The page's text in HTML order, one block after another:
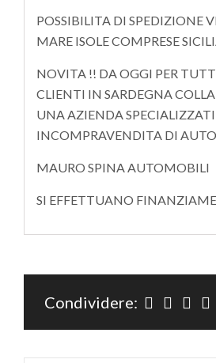
POSSIBILITA DI SPEDIZIONE
MARE ISOLE COMPRESE
NOVITA !! DA OGGI PER
CLIENTI IN SARDEGNA
UNA AZIENDA SPECIALIZZATI
INCOMPRAVENDITA DI
MAURO SPINA AUTOMOBILI
SI EFFETTUANO
Condividere: